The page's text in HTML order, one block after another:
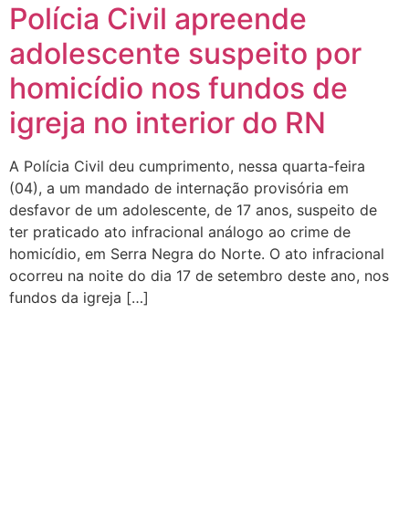
Polícia Civil apreende
adolescente suspeito por
homicídio nos fundos de
igreja no interior do RN
A Polícia Civil deu cumprimento, nessa quarta-feira
(04), a um mandado de internação provisória em
desfavor de um adolescente, de 17 anos, suspeito de
ter praticado ato infracional análogo ao crime de
homicídio, em Serra Negra do Norte. O ato infracional
ocorreu na noite do dia 17 de setembro deste ano, nos
fundos da igreja […]